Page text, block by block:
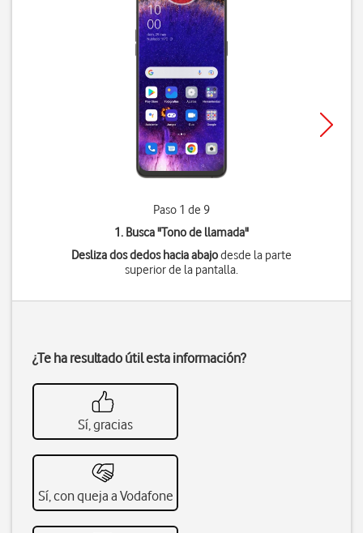
Paso 1 de 9
1. Busca "Tono de llamada"
Desliza dos dedos hacia abajodesde la parte
superior de la pantalla.
¿Te ha resultado útil esta información?
Sí, gracias
Sí, con queja a Vodafone